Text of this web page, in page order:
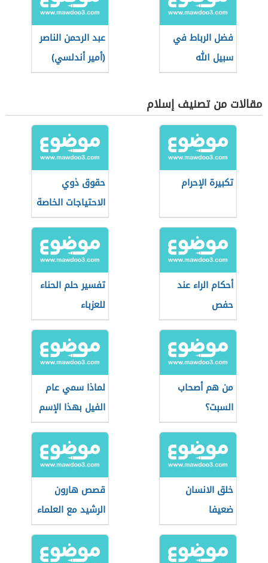
فضل الرباط في
سبيل الله
عبد الرحمن الناصر
(أمير أندلسي)
مقالات من تصنيف إسلام
تكبيرة الإحرام
حقوق ذوي
الاحتياجات الخاصة
أحكام الراء عند
حفص
تفسير حلم الحناء
للعزباء
من هم أصحاب
السبت؟
لماذا سمي عام
الفيل بهذا الإسم
خلق الانسان
ضعيفا
قصص هارون
الرشيد مع العلماء